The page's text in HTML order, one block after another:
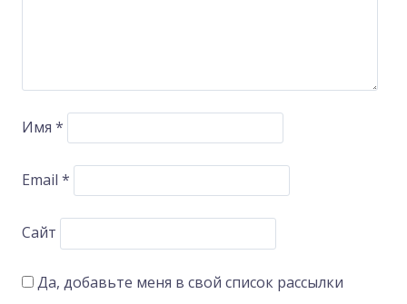
Имя *
Email *
Сайт
Да, добавьте меня в свой список рассылки